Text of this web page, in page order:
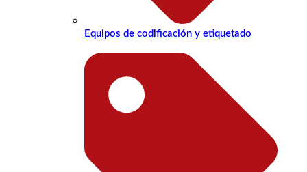
Equipos de codificación y etiquetado